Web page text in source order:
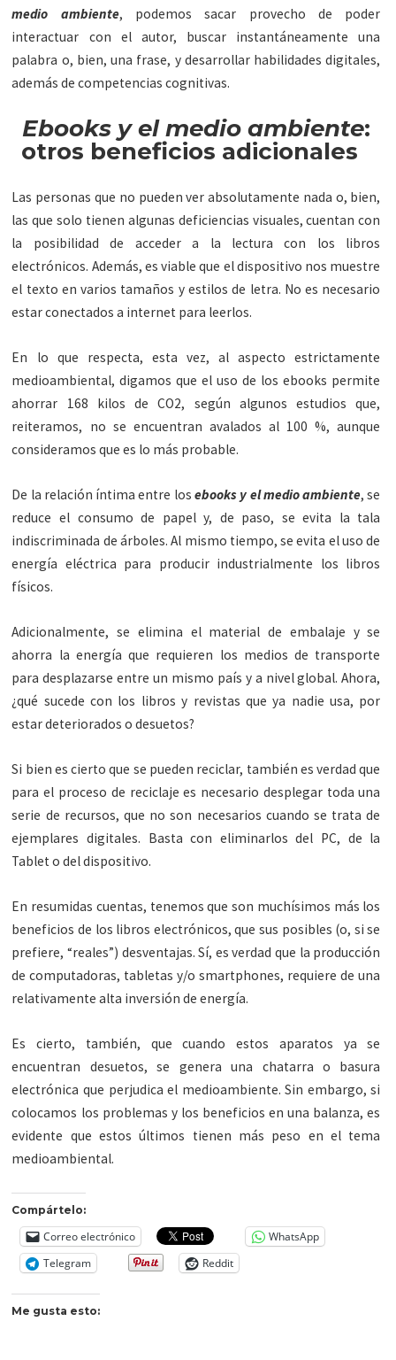
medio ambiente, podemos sacar provecho de poder
interactuar con el autor, buscar instantáneamente una
palabra o, bien, una frase, y desarrollar habilidades digitales,
además de competencias cognitivas.
Ebooks y el medio ambiente:
otros beneficios adicionales
Las personas que no pueden ver absolutamente nada o, bien,
las que solo tienen algunas deficiencias visuales, cuentan con
la posibilidad de acceder a la lectura con los libros
electrónicos. Además, es viable que el dispositivo nos muestre
el texto en varios tamaños y estilos de letra. No es necesario
estar conectados a internet para leerlos.
En lo que respecta, esta vez, al aspecto estrictamente
medioambiental, digamos que el uso de los ebooks permite
ahorrar 168 kilos de CO2, según algunos estudios que,
reiteramos, no se encuentran avalados al 100 %, aunque
consideramos que es lo más probable.
De la relación íntima entre losebooks y el medio ambiente, se
reduce el consumo de papel y, de paso, se evita la tala
indiscriminada de árboles. Al mismo tiempo, se evita el uso de
energía eléctrica para producir industrialmente los libros
físicos.
Adicionalmente, se elimina el material de embalaje y se
ahorra la energía que requieren los medios de transporte
para desplazarse entre un mismo país y a nivel global. Ahora,
¿qué sucede con los libros y revistas que ya nadie usa, por
estar deteriorados o desuetos?
Si bien es cierto que se pueden reciclar, también es verdad que
para el proceso de reciclaje es necesario desplegar toda una
serie de recursos, que no son necesarios cuando se trata de
ejemplares digitales. Basta con eliminarlos del PC, de la
Tablet o del dispositivo.
En resumidas cuentas, tenemos que son muchísimos más los
beneficios de los libros electrónicos, que sus posibles (o, si se
prefiere, “reales”) desventajas. Sí, es verdad que la producción
de computadoras, tabletas y/o smartphones, requiere de una
relativamente alta inversión de energía.
Es cierto, también, que cuando estos aparatos ya se
encuentran desuetos, se genera una chatarra o basura
electrónica que perjudica el medioambiente. Sin embargo, si
colocamos los problemas y los beneficios en una balanza, es
evidente que estos últimos tienen más peso en el tema
medioambiental.
Compártelo:
Correo electrónico
WhatsApp
Telegram
Reddit
Me gusta esto: